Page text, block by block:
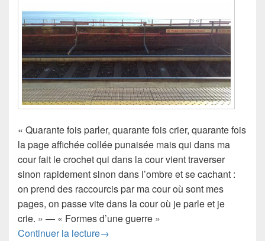
« Quarante fois parler, quarante fois crier, quarante fois
la page affichée collée punaisée mais qui dans ma
cour fait le crochet qui dans la cour vient traverser
sinon rapidement sinon dans l’ombre et se cachant :
on prend des raccourcis par ma cour où sont mes
pages, on passe vite dans la cour où je parle et je
crie. » — « Formes d’une guerre »
Continuer la lecture#anthologie #39 et #40 | Carnet 40×50
→